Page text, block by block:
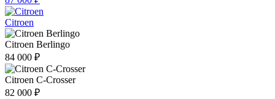
Citroen
Citroen Berlingo
84 000 ₽
Citroen C-Crosser
82 000 ₽